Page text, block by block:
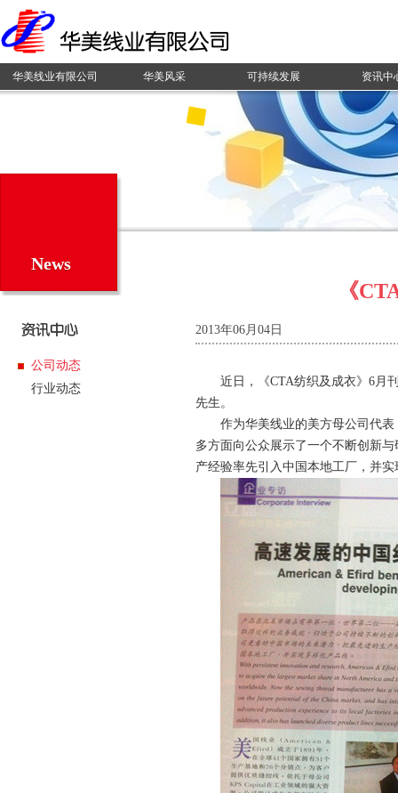
华美线业有限公司 华美风采 可持续发展 资讯中
News
公司动态
行业动态
《
2013年06月04日
近日，《CTA纺织及成衣》 6月
先生。
作为华美线业的美方母公司代
多方面向公众展示了一个不断创新与
产经验率先引入中国本地工厂，并